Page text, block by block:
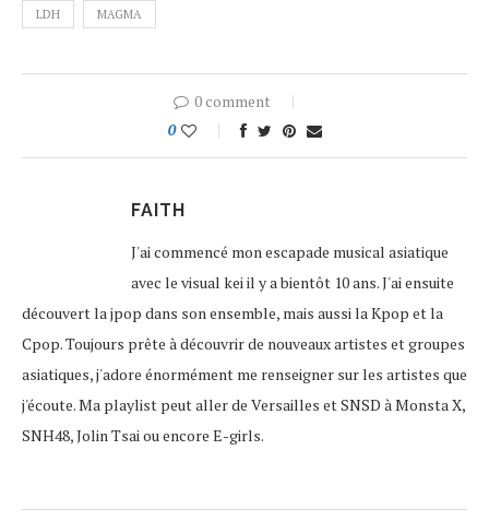
LDH MAGMA
0 comment
0
FAITH
J'ai commencé mon escapade musical asiatique
avec le visual kei il y a bientôt 10 ans. J'ai ensuite
découvert la jpop dans son ensemble, mais aussi la Kpop et la
Cpop. Toujours prête à découvrir de nouveaux artistes et groupes
asiatiques, j'adore énormément me renseigner sur les artistes que
j'écoute. Ma playlist peut aller de Versailles et SNSD à Monsta X,
SNH48, Jolin Tsai ou encore E-girls.